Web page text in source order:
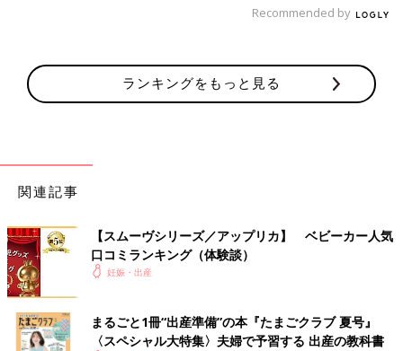
Recommended by
ランキングをもっと見る
関連記事
【スムーヴシリーズ／アップリカ】 ベビーカー人気
口コミランキング（体験談）
妊娠・出産
まるごと1冊“出産準備”の本『たまごクラブ 夏号』
〈スペシャル大特集〉夫婦で予習する 出産の教科書